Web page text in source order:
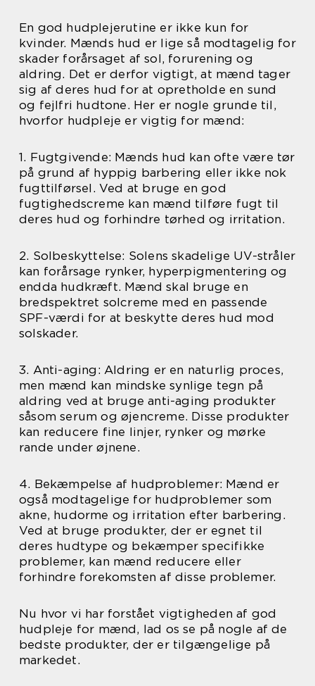
En god hudplejerutine er ikke kun for
kvinder. Mænds hud er lige så modtagelig for
skader forårsaget af sol, forurening og
aldring. Det er derfor vigtigt, at mænd tager
sig af deres hud for at opretholde en sund
og fejlfri hudtone. Her er nogle grunde til,
hvorfor hudpleje er vigtig for mænd:
1. Fugtgivende: Mænds hud kan ofte være tør
på grund af hyppig barbering eller ikke nok
fugttilførsel. Ved at bruge en god
fugtighedscreme kan mænd tilføre fugt til
deres hud og forhindre tørhed og irritation.
2. Solbeskyttelse: Solens skadelige UV-stråler
kan forårsage rynker, hyperpigmentering og
endda hudkræft. Mænd skal bruge en
bredspektret solcreme med en passende
SPF-værdi for at beskytte deres hud mod
solskader.
3. Anti-aging: Aldring er en naturlig proces,
men mænd kan mindske synlige tegn på
aldring ved at bruge anti-aging produkter
såsom serum og øjencreme. Disse produkter
kan reducere fine linjer, rynker og mørke
rande under øjnene.
4. Bekæmpelse af hudproblemer: Mænd er
også modtagelige for hudproblemer som
akne, hudorme og irritation efter barbering.
Ved at bruge produkter, der er egnet til
deres hudtype og bekæmper specifikke
problemer, kan mænd reducere eller
forhindre forekomsten af disse problemer.
Nu hvor vi har forstået vigtigheden af god
hudpleje for mænd, lad os se på nogle af de
bedste produkter, der er tilgængelige på
markedet.